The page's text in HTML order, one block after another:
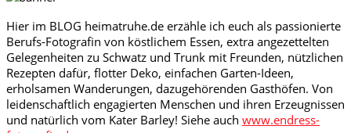
Hier im BLOG heimatruhe.de erzähle ich euch als passionierte
Berufs-Fotografin von köstlichem Essen, extra angezettelten
Gelegenheiten zu Schwatz und Trunk mit Freunden, nützlichen
Rezepten dafür, flotter Deko, einfachen Garten-Ideen,
erholsamen Wanderungen, dazugehörenden Gasthöfen. Von
leidenschaftlich engagierten Menschen und ihren Erzeugnissen
und natürlich vom Kater Barley! Siehe auch www.endress-